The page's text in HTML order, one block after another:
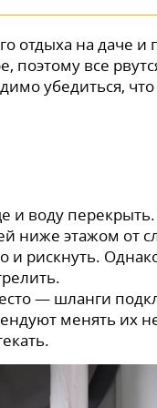
отдыха на даче
поэтому все
убедиться,
воду
ниже этажом от
рискнуть. Однако
— шланги
менять их